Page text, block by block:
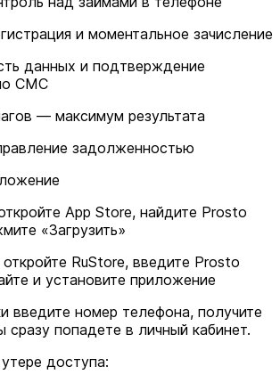
и моментальное зачисление
данных и подтверждение
СМС
— максимум результата
задолженностью
App Store, найдите Prosto
«Загрузить»
RuStore, введите Prosto
и установите приложение
введите номер телефона, получите
попадете в личный кабинет.
доступа: